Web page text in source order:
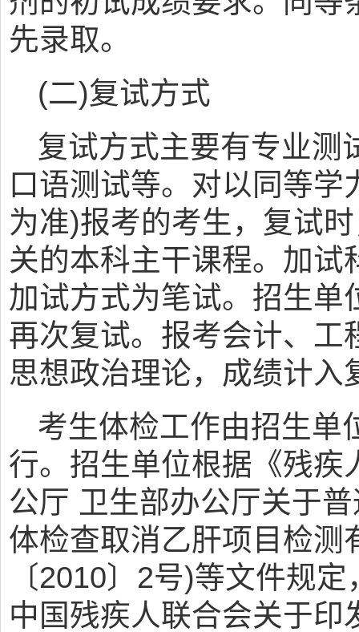
先录取。
(二)复试方式
复试方式主要有专业测
口语测试等。对以同等
为准)报考的考生，复试
关的本科主干课程。加试
加试方式为笔试。招生单
再次复试。报考会计、工
思想政治理论，成绩计入
考生体检工作由招生单
行。招生单位根据《残疾
公厅 卫生部办公厅关于
体检查取消乙肝项目检测
〔2010〕2号)等文件规
中国残疾人联合会关于